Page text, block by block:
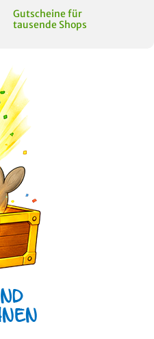
Gutscheine für
tausende Shops